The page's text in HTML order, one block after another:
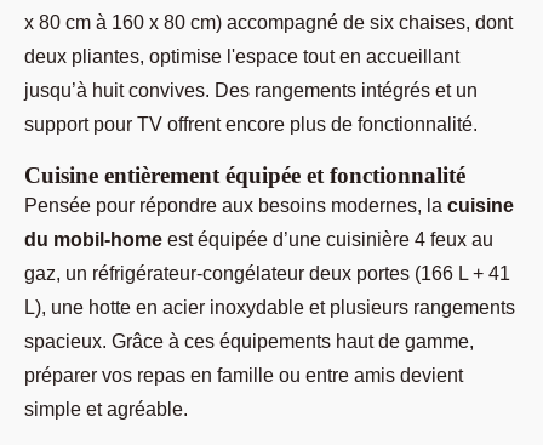
x 80 cm à 160 x 80 cm) accompagné de six chaises, dont
deux pliantes, optimise l'espace tout en accueillant
jusqu’à huit convives. Des rangements intégrés et un
support pour TV offrent encore plus de fonctionnalité.
Cuisine entièrement équipée et fonctionnalité
Pensée pour répondre aux besoins modernes, la cuisine
du mobil-home est équipée d’une cuisinière 4 feux au
gaz, un réfrigérateur-congélateur deux portes (166 L + 41
L), une hotte en acier inoxydable et plusieurs rangements
spacieux. Grâce à ces équipements haut de gamme,
préparer vos repas en famille ou entre amis devient
simple et agréable.